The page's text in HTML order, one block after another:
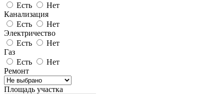
Есть
Нет
Канализация
Есть
Нет
Электричество
Есть
Нет
Газ
Есть
Нет
Ремонт
Площадь участка